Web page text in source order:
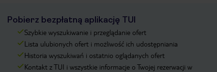
Pobierz bezpłatną aplikację TUI
Szybkie wyszukiwanie i przeglądanie ofert
Lista ulubionych ofert i możliwość ich udostępniania
Historia wyszukiwań i ostatnio oglądanych ofert
Kontakt z TUI i wszystkie informacje o Twojej rezerwacji w